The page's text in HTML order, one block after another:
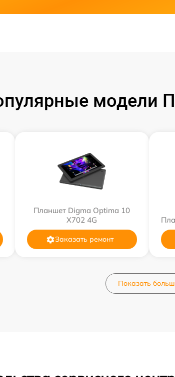
модели
Планшет Digma Optima 10
X702 4G
Заказать ремонт
Показать